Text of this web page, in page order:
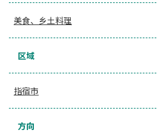
美食、乡土料理
区域
指宿市
方向